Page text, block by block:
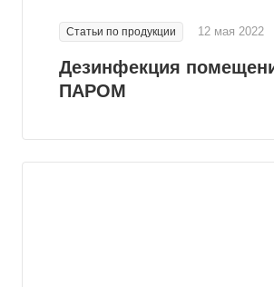
Статьи по продукции 12 мая 2022
Дезинфекция
ПАРОМ